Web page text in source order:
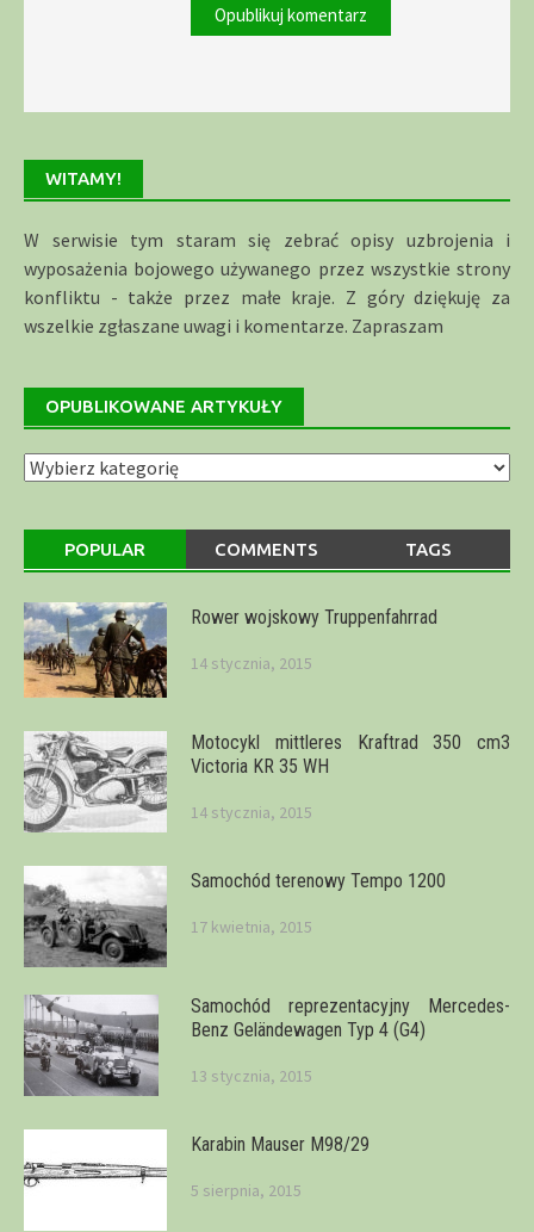
WITAMY!
W serwisie tym staram się zebrać opisy uzbrojenia i
wyposażenia bojowego używanego przez wszystkie strony
konfliktu - także przez małe kraje. Z góry dziękuję za
wszelkie zgłaszane uwagi i komentarze. Zapraszam
OPUBLIKOWANE ARTYKUŁY
Opublikowane
POPULAR COMMENTS TAGS
Rower wojskowy Truppenfahrrad
14 stycznia, 2015
Motocykl mittleres Kraftrad 350 cm3
Victoria KR 35 WH
14 stycznia, 2015
Samochód terenowy Tempo 1200
17 kwietnia, 2015
Samochód reprezentacyjny Mercedes-
Benz Geländewagen Typ 4 (G4)
13 stycznia, 2015
Karabin Mauser M98/29
5 sierpnia, 2015